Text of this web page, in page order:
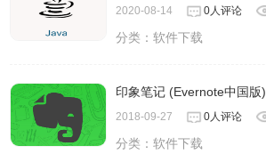
2020-08-14 0人评论
分类：软件下载
印象笔记 (Evernote中国版)
2018-09-27 0人评论
分类：软件下载